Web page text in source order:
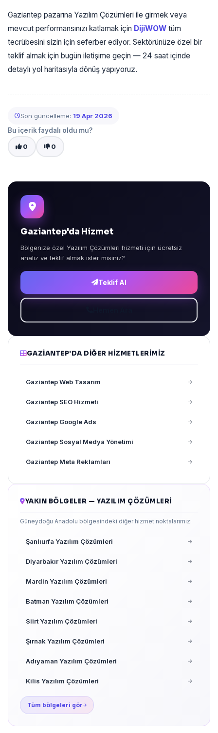
Gaziantep pazarına Yazılım Çözümleri ile girmek veya
mevcut performansınızı katlamak için DijiWOW tüm
tecrübesini sizin için seferber ediyor. Sektörünüze özel bir
teklif almak için bugün iletişime geçin — 24 saat içinde
detaylı yol haritasıyla dönüş yapıyoruz.
Son güncelleme: 19 Apr 2026
Bu içerik faydalı oldu mu?
0 0
Gaziantep'da Hizmet
Bölgenize özel Yazılım Çözümleri hizmeti için ücretsiz
analiz ve teklif almak ister misiniz?
Teklif Al
GAZIANTEP'DA DIĞER HIZMETLERIMIZ
Gaziantep Web Tasarım
Gaziantep SEO Hizmeti
Gaziantep Google Ads
Gaziantep Sosyal Medya Yönetimi
Gaziantep Meta Reklamları
YAKIN BÖLGELER — YAZILIM ÇÖZÜMLERI
Güneydoğu Anadolu bölgesindeki diğer hizmet noktalarımız:
Şanlıurfa Yazılım Çözümleri
Diyarbakır Yazılım Çözümleri
Mardin Yazılım Çözümleri
Batman Yazılım Çözümleri
Siirt Yazılım Çözümleri
Şırnak Yazılım Çözümleri
Adıyaman Yazılım Çözümleri
Kilis Yazılım Çözümleri
Tüm bölgeleri gör